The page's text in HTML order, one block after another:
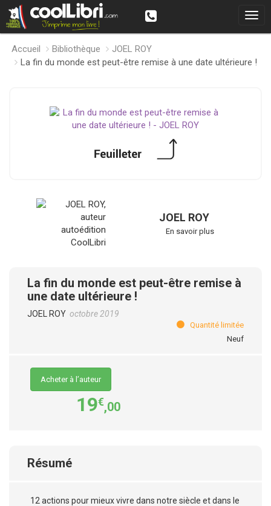
Accueil Bibliothèque
JOEL ROY
La fin du monde est peut-être remise à une date ultérieure !
JOEL ROY
En savoir plus
La fin du monde est peut-être remise à
une date ultérieure !
JOEL ROY octobre 2019
Quantité limitée
Neuf
Acheter à l’auteur
19€,00
Résumé
12 actions pour mieux vivre dans notre siècle et dans le